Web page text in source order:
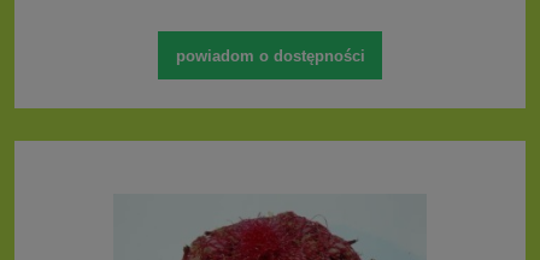
powiadom o dostępności